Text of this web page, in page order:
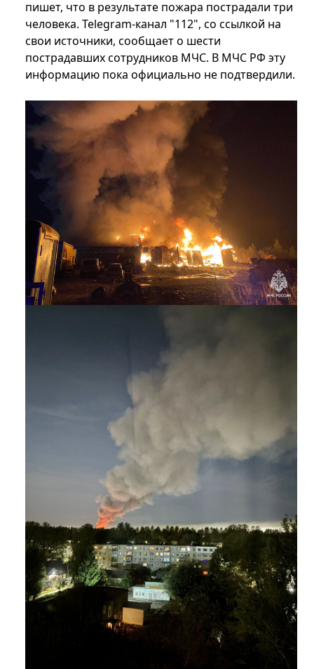
пишет, что в результате пожара пострадали три
человека. Telegram-канал "112", со ссылкой на
свои источники, сообщает о шести
пострадавших сотрудников МЧС. В МЧС РФ эту
информацию пока официально не подтвердили.